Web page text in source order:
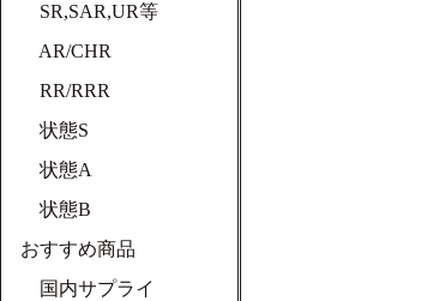
SR,SAR,UR等
AR/CHR
RR/RRR
状態S
状態A
状態B
おすすめ商品
国内サプライ